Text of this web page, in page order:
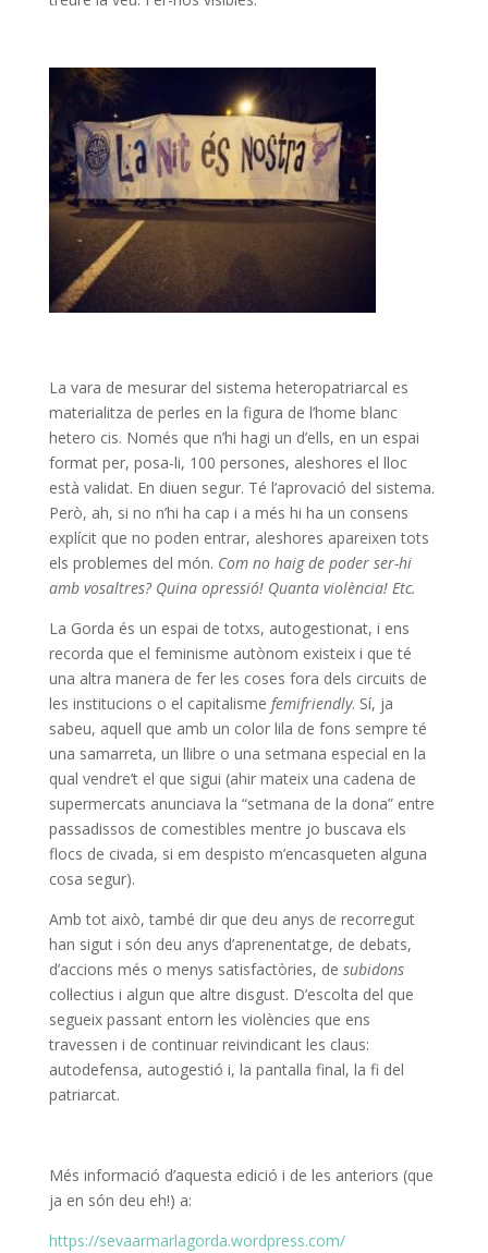
La vara de mesurar del sistema heteropatriarcal es
materialitza de perles en la figura de l’home blanc
hetero cis. Només que n’hi hagi un d’ells, en un espai
format per, posa-li, 100 persones, aleshores el lloc
està validat. En diuen segur. Té l’aprovació del sistema.
Però, ah, si no n’hi ha cap i a més hi ha un consens
explícit que no poden entrar, aleshores apareixen tots
els problemes del món. Com no haig de poder ser-hi
amb vosaltres? Quina opressió! Quanta violència! Etc.
La Gorda és un espai de totxs, autogestionat, i ens
recorda que el feminisme autònom existeix i que té
una altra manera de fer les coses fora dels circuits de
les institucions o el capitalisme femifriendly. Sí, ja
sabeu, aquell que amb un color lila de fons sempre té
una samarreta, un llibre o una setmana especial en la
qual vendre’t el que sigui (ahir mateix una cadena de
supermercats anunciava la “setmana de la dona” entre
passadissos de comestibles mentre jo buscava els
flocs de civada, si em despisto m’encasqueten alguna
cosa segur).
Amb tot això, també dir que deu anys de recorregut
han sigut i són deu anys d’aprenentatge, de debats,
d’accions més o menys satisfactòries, de subidons
col·lectius i algun que altre disgust. D’escolta del que
segueix passant entorn les violències que ens
travessen i de continuar reivindicant les claus:
autodefensa, autogestió i, la pantalla final, la fi del
patriarcat.
Més informació d’aquesta edició i de les anteriors (que
ja en són deu eh!) a:
https://sevaarmarlagorda.wordpress.com/